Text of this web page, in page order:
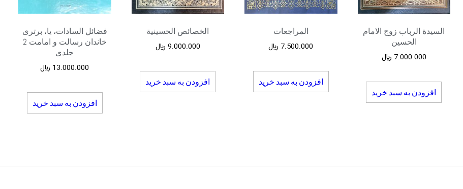
السیدة الرباب زوج الامام
الحسین
7.000.000 ﷼
افزودن به سبد خرید
المراجعات
7.500.000 ﷼
افزودن به سبد خرید
الخصائص الحسینیة
9.000.000 ﷼
افزودن به سبد خرید
فضائل السادات، یا، برتری
خاندان رسالت و امامت 2
جلدی
13.000.000 ﷼
افزودن به سبد خرید